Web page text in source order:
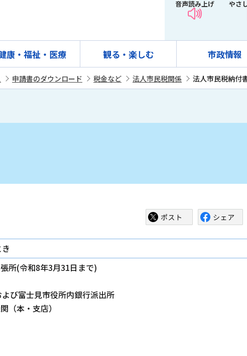
音声読み上げ やさ
康・福祉・医療 観る・楽しむ 市政情報
申請書のダウンロード 税金など 法人市民税関係 法人市民税納付
所(令和8年3月31日まで)
び富士見市役所内銀行派出所
（本・支店）